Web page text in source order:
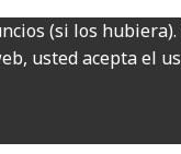
(si los
usted acepta el